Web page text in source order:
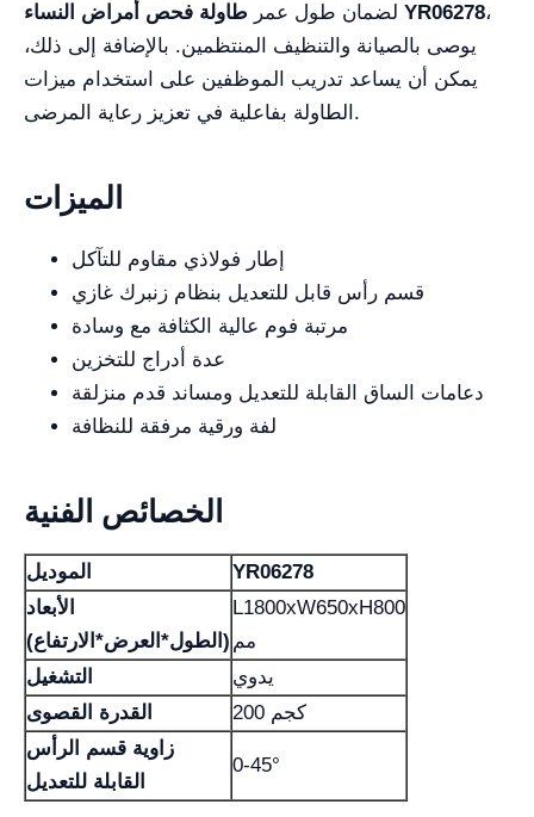
لضمان طول عمر طاولة فحص أمراض النساء YR06278،
يوصى بالصيانة والتنظيف المنتظمين. بالإضافة إلى ذلك،
يمكن أن يساعد تدريب الموظفين على استخدام ميزات
الطاولة بفاعلية في تعزيز رعاية المرضى.
الميزات
إطار فولاذي مقاوم للتآكل
قسم رأس قابل للتعديل بنظام زنبرك غازي
مرتبة فوم عالية الكثافة مع وسادة
عدة أدراج للتخزين
دعامات الساق القابلة للتعديل ومساند قدم منزلقة
لفة ورقية مرفقة للنظافة
الخصائص الفنية
الموديل
YR06278
الأبعاد
(الطول*العرض*الارتفاع)
L1800xW650xH800
مم
التشغيل
يدوي
القدرة القصوى
200 كجم
زاوية قسم الرأس
القابلة للتعديل
0-45°